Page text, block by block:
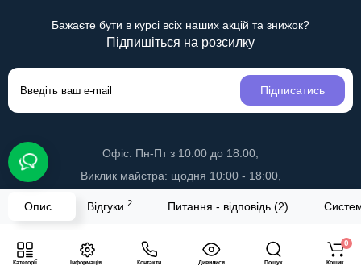
Категорії Інформація Контакти Дивилися Пошук
0
Кошик
Опис Відгуки 2 Питання - відповідь (2)
Бажаєте бути в курсі всіх наших акцій та знижок?
Підпишіться на розсилку
Підписатись
Офіс: Пн-Пт з 10:00 до 18:00,
Виклик майстра: щодня 10:00 - 18:00,
Дистанційні послуги: щодня з 10 до 20
+38 (063) 243-69-90
support@lvivservice.com.ua